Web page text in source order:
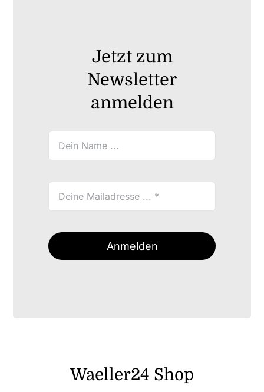
Jetzt zum
Newsletter
anmelden
Anmelden
Waeller24 Shop